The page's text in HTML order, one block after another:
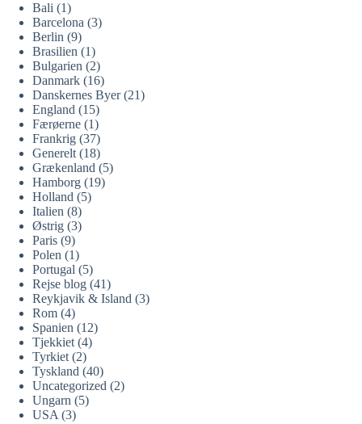
Bali (1)
Barcelona (3)
Berlin (9)
Brasilien (1)
Bulgarien (2)
Danmark (16)
Danskernes Byer(21)
England (15)
Færøerne (1)
Frankrig (37)
Generelt (18)
Grækenland (5)
Hamborg (19)
Holland (5)
Italien (8)
Østrig (3)
Paris (9)
Polen (1)
Portugal (5)
Rejse blog (41)
Reykjavik & Island (3)
Rom (4)
Spanien (12)
Tjekkiet (4)
Tyrkiet (2)
Tyskland (40)
Uncategorized (2)
Ungarn (5)
USA (3)